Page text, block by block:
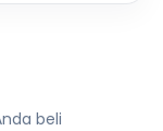
beli